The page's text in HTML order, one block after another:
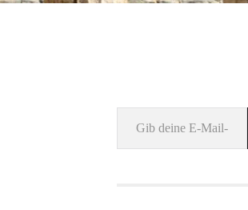
Gib deine E-Mail-Adresse ein ...